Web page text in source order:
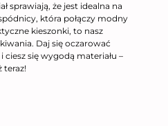
sprawiają, że jest idealna na
która połączy modny
kieszonki, to nasz
Daj się oczarować
się wygodą materiału –
teraz!